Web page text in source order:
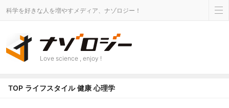
科学を好きな人を増やすメディア、ナゾロジー！
Love science , enjoy !
TOP ライフスタイル 健康 心理学